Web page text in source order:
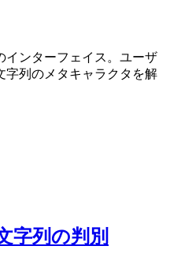
インターフェイス。ユーザ
字列のメタキャラクタを解
字列の判別